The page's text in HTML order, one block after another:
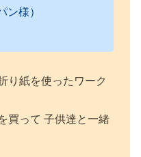
ン様）
り紙を使ったワーク
買って 子供達と一緒